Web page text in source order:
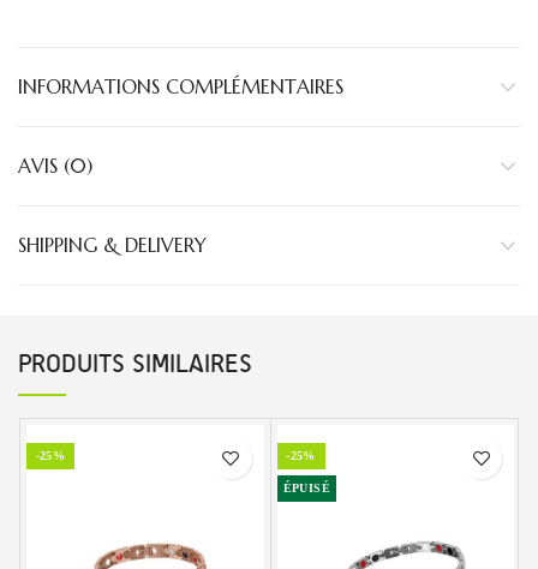
INFORMATIONS COMPLÉMENTAIRES
AVIS (0)
SHIPPING & DELIVERY
PRODUITS SIMILAIRES
-25% -25%
ÉPUISÉ